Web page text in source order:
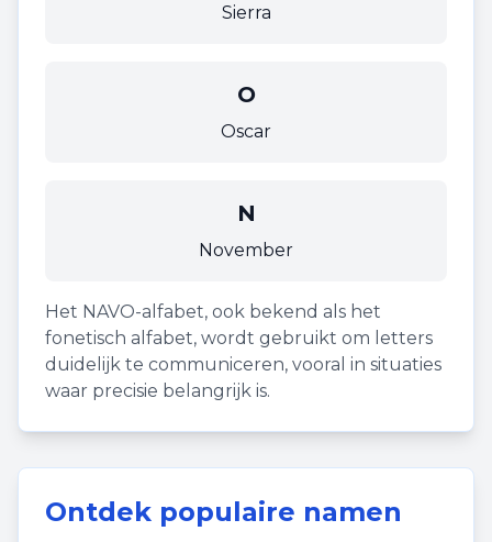
Sierra
O
Oscar
N
November
Het NAVO-alfabet, ook bekend als het
fonetisch alfabet, wordt gebruikt om letters
duidelijk te communiceren, vooral in situaties
waar precisie belangrijk is.
Ontdek populaire namen